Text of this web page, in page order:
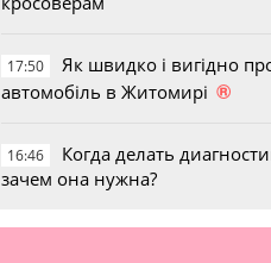
17:50
Як швидко і вигідно
автомобіль в Житомирі ®
16:46
Когда делать
зачем она нужна?